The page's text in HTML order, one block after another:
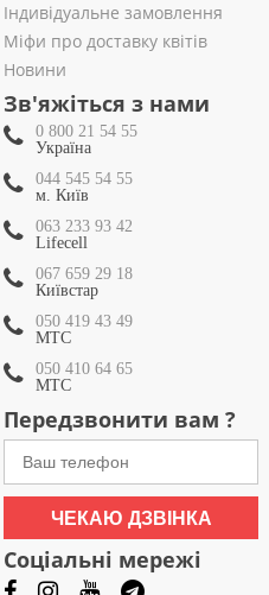
Індивідуальне замовлення
Міфи про доставку квітів
Новини
Зв'яжіться з нами
0 800 21 54 55
Україна
044 545 54 55
м. Київ
063 233 93 42
Lifecell
067 659 29 18
Київстар
050 419 43 49
МТС
050 410 64 65
МТС
Передзвонити вам ?
ЧЕКАЮ ДЗВІНКА
Соціальні мережі